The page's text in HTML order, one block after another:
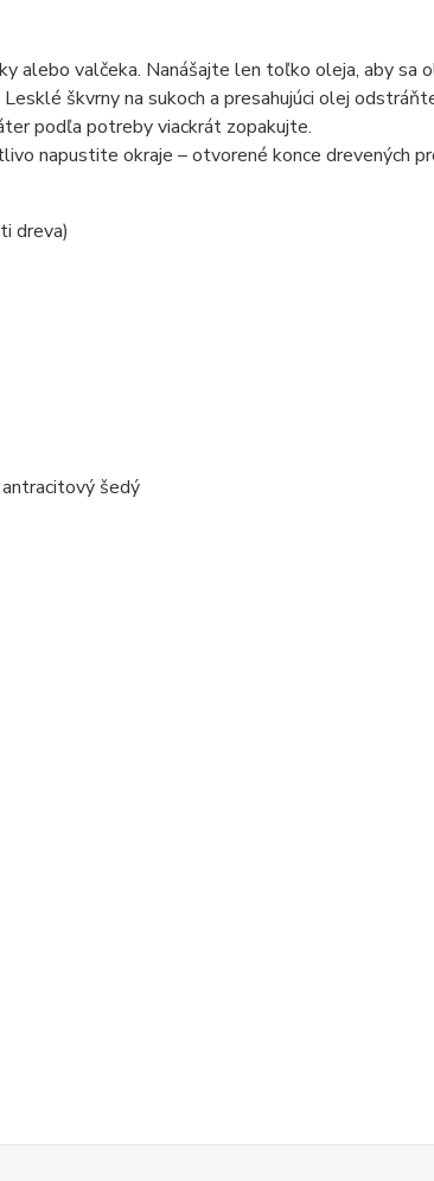
alebo valčeka. Nanášajte len toľko oleja, aby sa
škvrny na sukoch a presahujúci olej
podľa potreby viackrát zopakujte.
napustite okraje – otvorené konce drevených
dreva)
šedý